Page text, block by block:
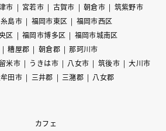
市 宮若市 古賀市 朝倉市
筑紫野市
糸島市 福岡市東区
福岡市西区
区 福岡市博多区
福岡市城南区
糟屋郡 朝倉郡
那珂川市
米市 うきは市 八女市 筑後市
大川市
田市 三井郡 三潴郡 八女郡
カフェ